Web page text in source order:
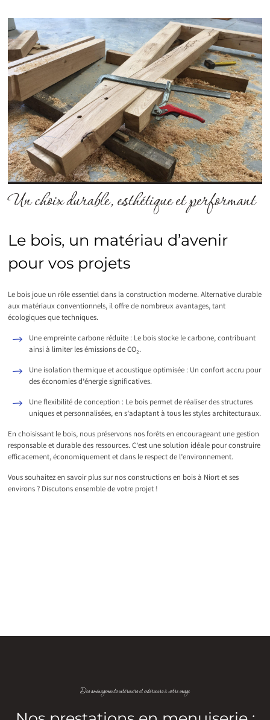
Un choix durable, esthétique et performant
Le bois, un matériau d’avenir
pour vos projets
Le bois joue un rôle essentiel dans la construction moderne. Alternative durable
aux matériaux conventionnels, il offre de nombreux avantages, tant
écologiques que techniques.
Une empreinte carbone réduite : Le bois stocke le carbone, contribuant
ainsi à limiter les émissions de CO₂.
Une isolation thermique et acoustique optimisée : Un confort accru pour
des économies d’énergie significatives.
Une flexibilité de conception : Le bois permet de réaliser des structures
uniques et personnalisées, en s’adaptant à tous les styles architecturaux.
En choisissant le bois, nous préservons nos forêts en encourageant une gestion
responsable et durable des ressources. C’est une solution idéale pour construire
efficacement, économiquement et dans le respect de l’environnement.
Vous souhaitez en savoir plus sur nos constructions en bois à Niort et ses
environs ? Discutons ensemble de votre projet !
Des aménagements intérieurs et extérieurs à votre image